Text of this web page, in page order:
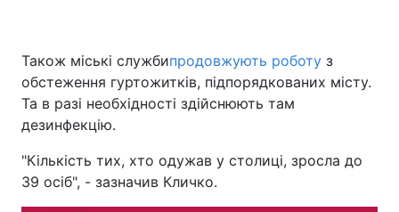
Також міські службипродовжують роботу з
обстеження гуртожитків, підпорядкованих місту.
Та в разі необхідності здійснюють там
дезинфекцію.
"Кількість тих, хто одужав у столиці, зросла до
39 осіб", - зазначив Кличко.